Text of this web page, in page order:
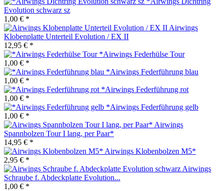
Evolution schwarz sz
1,00 € *
Airwings
Klobenplatte Unterteil Evolution / EX II
12,95 € *
*Airwings Federhülse Tour
1,00 € *
*Airwings Federführung blau
1,00 € *
*Airwings Federführung rot
1,00 € *
*Airwings Federführung gelb
1,00 € *
Airwings
Spannbolzen Tour I lang, per Paar*
14,95 € *
Airwings Klobenbolzen M5*
2,95 € *
Airwings
Schraube f. Abdeckplatte Evolution...
1,00 € *